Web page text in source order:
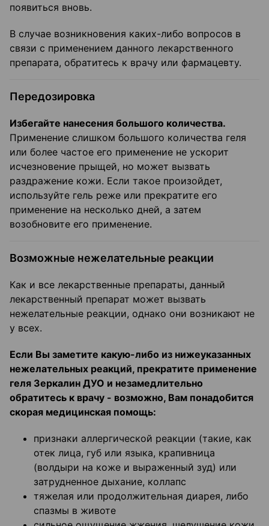
появиться вновь.
В случае возникновения каких-либо вопросов в
связи с применением данного лекарственного
препарата, обратитесь к врачу или фармацевту.
Передозировка
Избегайте нанесения большого количества.
Применение слишком большого количества геля
или более частое его применение не ускорит
исчезновение прыщей, но может вызвать
раздражение кожи. Если такое произойдет,
используйте гель реже или прекратите его
применение на несколько дней, а затем
возобновите его применение.
Возможные нежелательные реакции
Как и все лекарственные препараты, данный
лекарственный препарат может вызвать
нежелательные реакции, однако они возникают не
у всех.
Если Вы заметите какую-либо из нижеуказанных
нежелательных реакций, прекратите применение
геля Зеркалин ДУО и незамедлительно
обратитесь к врачу - возможно, Вам понадобится
скорая медицинская помощь:
признаки аллергической реакции (такие, как
отек лица, губ или языка, крапивница
(волдыри на коже и выраженный зуд) или
затрудненное дыхание, коллапс
тяжелая или продолжительная диарея, либо
спазмы в животе